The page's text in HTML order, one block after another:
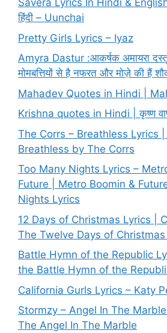
Savera Lyrics In Hindi & English
हिंदी – Uunchai
Pretty Girls Lyrics – Iyaz
Amyra Dastur :आकर्षक अमायरा
मोमबत्तियों से है नफरत और मोज़े की हैं
Mahadev Quotes in Hindi |
Krishna quotes in Hindi | कृष्ण
The Corrs – Breathless Lyrics
Breathless by The Corrs
Too Many Nights Lyrics –
Future | Metro Boomin &
Nights Lyrics
12 Days of Christmas Lyrics |
The Twelve Days of Christmas
Battle Hymn of the Republic
the Battle Hymn of the
California Gurls Lyrics – Katy
Stormzy – Angel In The
The Angel In The Marble